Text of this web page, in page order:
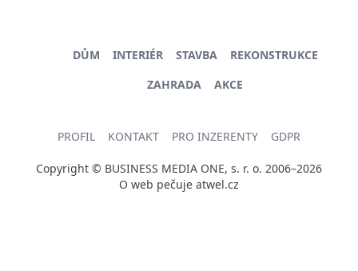
DŮM INTERIÉR STAVBA
REKONSTRUKCE
ZAHRADA
AKCE
PROFIL KONTAKT PRO INZERENTY GDPR
Copyright © BUSINESS MEDIA ONE, s. r. o. 2006–2026